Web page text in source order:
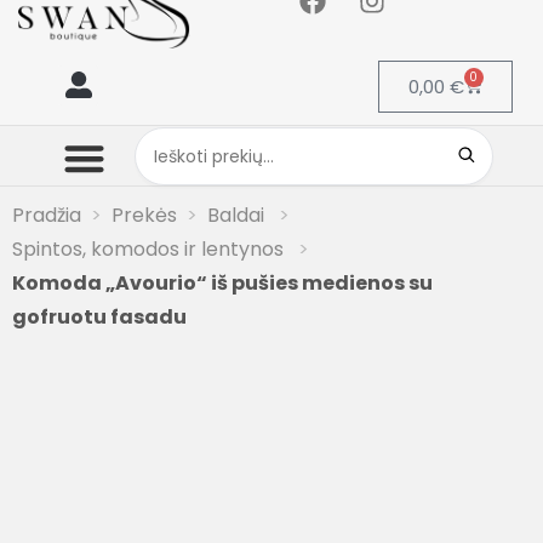
0,00 € 0
Pradžia Prekės
Baldai
Spintos, komodos ir lentynos
Komoda „Avourio“ iš pušies medienos su
gofruotu fasadu